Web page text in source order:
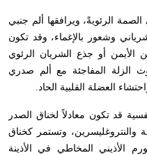
الرئويةً، ويرافقها ألم جنبي
وشعور بالإغماء، وقد تكون
الأيمن أو جذع الشريان الرئوي
الزلة المفاجئة مع ألم صدري
العضلة القلبية الحاد.
قد تكون معادلاً لخناق الصدر
والنتروغليسرين، وتستمر كخناق
بالورم الأذيني المخاطي في الأذينة